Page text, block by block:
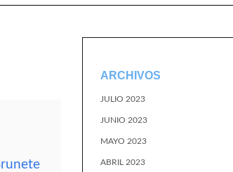
ARCHIVOS
JULIO 2023
JUNIO 2023
MAYO 2023
ABRIL 2023